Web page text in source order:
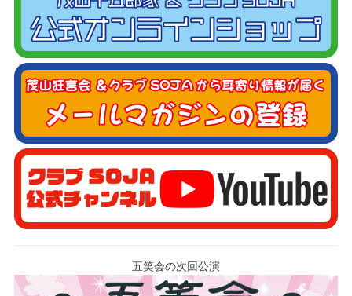
五笑会の次回公演